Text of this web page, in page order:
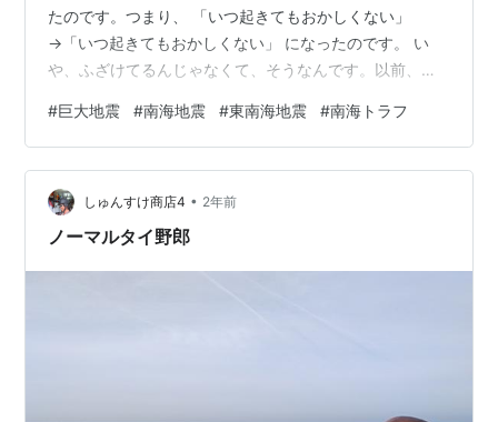
たのです。つまり、 「いつ起きてもおかしくない」
→「いつ起きてもおかしくない」 になったのです。 い
や、ふざけてるんじゃなくて、そうなんです。以前、地
す。「地震予知なんてできませんよ」たぶん、そうなん
でしょうねぇ。【ここからは正確な予知、予想】
○「今、地震兵器が仕掛けられているのだ」って情報が
飛び交うでしょう。○これを利用した詐欺が起きるでし
ょう。（「今週中（今月中）に巨大地震が起こりますか
#巨大地震 #南海地震 #東南海地震 #南海トラフ
しゅんすけ商店4 • 2年前
ノーマルタイ野郎